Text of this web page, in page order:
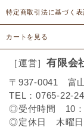
特定商取引法に基づく表
カートを見る
［運営］ 有限会
〒937-0041 富
TEL：0765-22-
◎受付時間 10：
◎定休日 木曜日